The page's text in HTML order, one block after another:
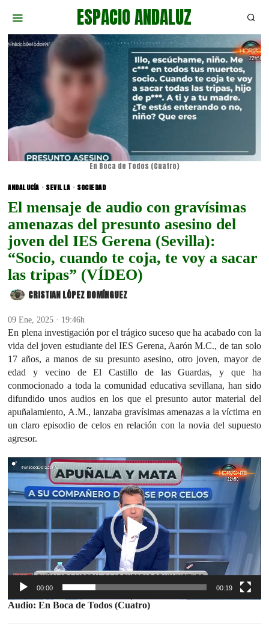
ESPACIO ANDALUZ
En Boca de Todos (Cuatro)
ANDALUCÍA · SEVILLA · SOCIEDAD
El mensaje de audio con gravísimas
amenazas del presunto asesino del
joven del IES Gerena (Sevilla):
“Socio, cuando te coja, te voy a sacar
las tripas” (VÍDEO)
CRISTIAN LÓPEZ DOMÍNGUEZ
09 Ene, 2025 · 19:46h
En plena investigación por el trágico suceso que ha acabado con la
vida del joven estudiante del IES Gerena, Aarón M.C., de tan solo
17 años, a manos de su presunto asesino, otro joven, mayor de
edad y vecino de El Castillo de las Guardas, y que ha
conmocionado a toda la comunidad educativa sevillana, han sido
difundido unos audios en los que el presunto autor material del
apuñalamiento, A.M., lanzaba gravísimas amenazas a la víctima en
un claro episodio de celos en relación con la novia del supuesto
agresor.
Reproductor
de
vídeo
00:00 00:19
Audio: En Boca de Todos (Cuatro)